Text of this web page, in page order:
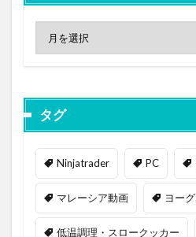
タグ
Ninjatrader PC
マレーシア動画 ヨー
低温調理・スロークッカー